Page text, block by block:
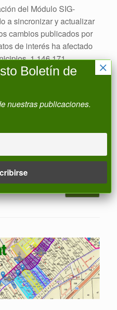
del Módulo SIG-
a sincronizar y actualizar
cambios publicados por
de interés ha afectado
1.146.171
CoReSat. Mediante esta
CoReSat aparece un
podrá : Comprobar las
han tenido variaciones.
con variaciones , podrá
si las Referencias
Boletín de
nuestras publicaciones.
×